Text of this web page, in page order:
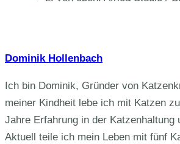
Dominik Hollenbach
Ich bin Dominik, Gründer von
meiner Kindheit lebe ich mit Katzen
Jahre Erfahrung in der Katzenhaltung
Aktuell teile ich mein Leben mit fünf